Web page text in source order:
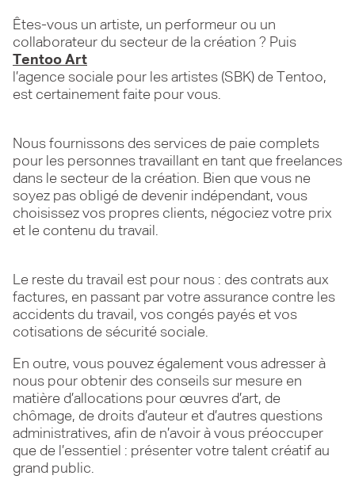
Êtes-vous un artiste, un performeur ou un
collaborateur du secteur de la création ? Puis
Tentoo Art
l’agence sociale pour les artistes (SBK) de Tentoo,
est certainement faite pour vous.
Nous fournissons des services de paie complets
pour les personnes travaillant en tant que freelances
dans le secteur de la création. Bien que vous ne
soyez pas obligé de devenir indépendant, vous
choisissez vos propres clients, négociez votre prix
et le contenu du travail.
Le reste du travail est pour nous : des contrats aux
factures, en passant par votre assurance contre les
accidents du travail, vos congés payés et vos
cotisations de sécurité sociale.
En outre, vous pouvez également vous adresser à
nous pour obtenir des conseils sur mesure en
matière d’allocations pour œuvres d’art, de
chômage, de droits d’auteur et d’autres questions
administratives, afin de n’avoir à vous préoccuper
que de l’essentiel : présenter votre talent créatif au
grand public.